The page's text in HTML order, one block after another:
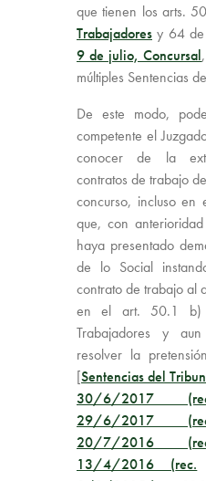
que tienen los arts.
Trabajadores y 64
9 de julio, Concursal
múltiples Sentencias
De este modo,
competente el
conocer de la
contratos de trabajo
concurso, incluso en
que, con
haya presentado
de lo Social
contrato de trabajo al
en el art. 50.1 b)
Trabajadores y
resolver la
[Sentencias del
30/6/2017
29/6/2017 (
20/7/2016 (
13/4/2016 (rec.